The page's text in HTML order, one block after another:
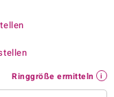
Ringgröße ermitteln